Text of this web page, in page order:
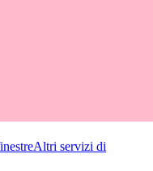
Altri servizi di